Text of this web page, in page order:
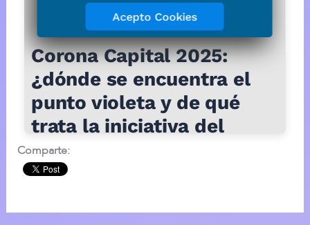
Comparte: